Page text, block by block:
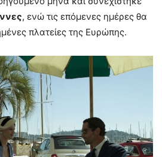
, ενώ τις επόμενες ημέρες θα
πλατείες της Ευρώπης.